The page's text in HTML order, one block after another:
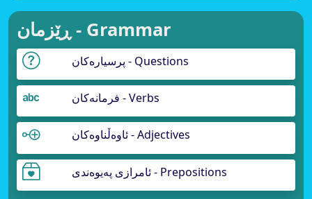
ڕێزمان - Grammar
پرسیارەکان - Questions
فرمانەکان - Verbs
ئاوەڵناوەکان - Adjectives
ئامرازی پەیوەندی - Prepositions